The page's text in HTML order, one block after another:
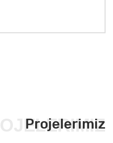
Projelerimiz